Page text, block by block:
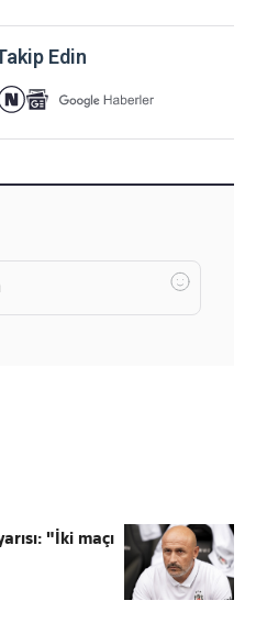
Edin
"İki maçı